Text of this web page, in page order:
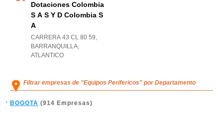
Dotaciones Colombia
S A S Y D Colombia S
A
CARRERA 43 CL 80 59,
BARRANQUILLA,
ATLANTICO
Filtrar empresas de "Equipos Perifericos" por Departamento
BOGOTA (914 Empresas)